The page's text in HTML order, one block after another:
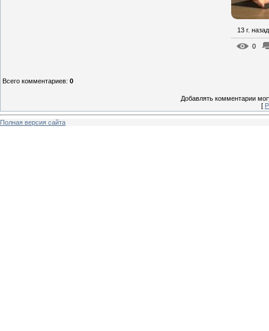
13 г. назад
0
Всего комментариев: 0
Добавлять комментарии
[
Полная версия сайта